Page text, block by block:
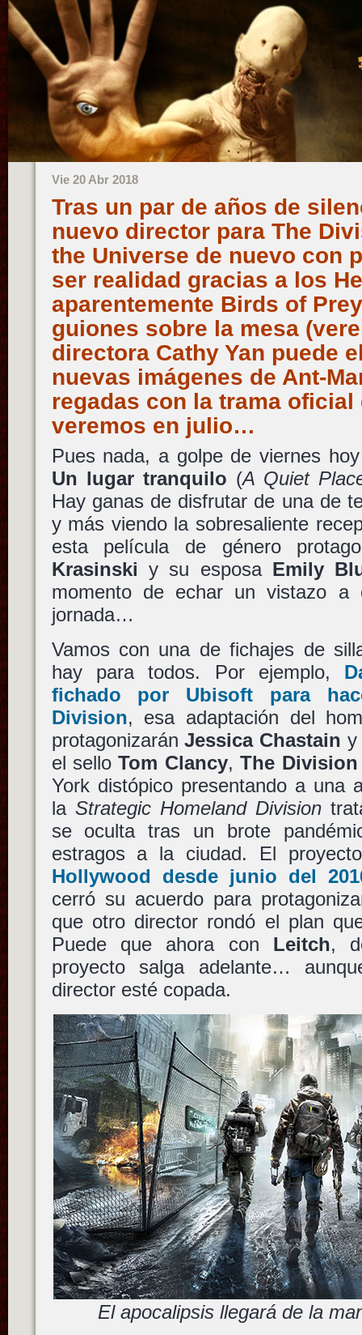
Vie 20 Abr 2018
Tras un par de años de
nuevo director para The
the Universe de nuevo con
ser realidad gracias a los
aparentemente Birds of
guiones sobre la mesa
directora Cathy Yan puede
nuevas imágenes de Ant-
regadas con la trama oficial
veremos en julio…
Pues nada, a golpe de viernes
Un lugar tranquilo (A Quiet
Hay ganas de disfrutar de una de
y más viendo la sobresaliente
esta película de género
Krasinski y su esposa Emily
momento de echar un vistazo a
jornada…
Vamos con una de fichajes de
hay para todos. Por ejemplo,
fichado por Ubisoft para
Division, esa adaptación del
protagonizaránJessica Chastain
el selloTom Clancy,The Division
York distópico presentando a una
la Strategic Homeland Division
se oculta tras un brote
estragos a la ciudad. El
Hollywood desde junio del
cerró su acuerdo para
que otro director rondó el plan
Puede que ahora con Leitch,
proyecto salga adelante…
director esté copada.
El apocalipsis llegará de la